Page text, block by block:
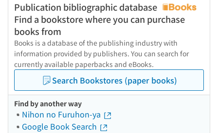
Publication bibliographic database
Find a bookstore where you can purchase
books from
Books is a database of the publishing industry with
information provided by publishers. You can search for
currently available paperbacks and eBooks.
Search Bookstores (paper books)
Find by another way
Nihon no Furuhon-ya
Google Book Search